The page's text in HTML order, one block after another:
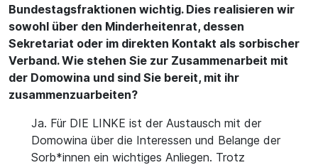
Bundestagsfraktionen wichtig. Dies realisieren wir
sowohl über den Minderheitenrat, dessen
Sekretariat oder im direkten Kontakt als sorbischer
Verband. Wie stehen Sie zur Zusammenarbeit mit
der Domowina und sind Sie bereit, mit ihr
zusammenzuarbeiten?
Ja. Für DIE LINKE ist der Austausch mit der
Domowina über die Interessen und Belange der
Sorb*innen ein wichtiges Anliegen. Trotz